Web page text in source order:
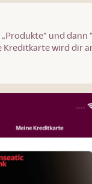
und dann
Kreditkarte wird dir